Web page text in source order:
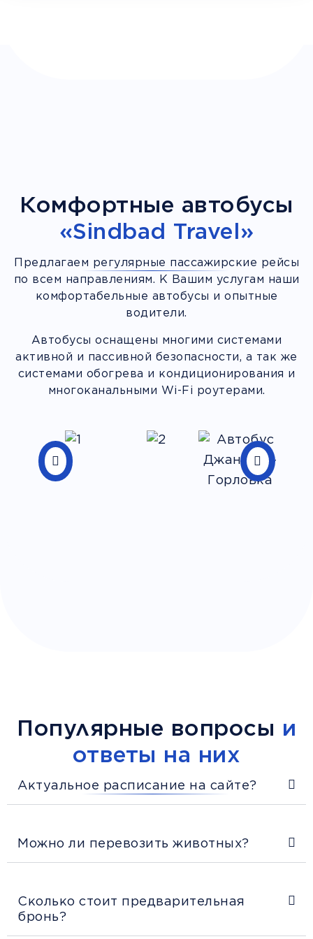
Комфортные автобусы
«Sindbad Travel»
Предлагаем регулярные пассажирские рейсы
по всем направлениям. К Вашим услугам наши
комфортабельные автобусы и опытные
водители.
Автобусы оснащены многими системами
активной и пассивной безопасности, а так же
системами обогрева и кондиционирования и
многоканальными Wi-Fi роутерами.
Популярные вопросы и
ответы на них
Актуальное расписание на сайте?
Можно ли перевозить животных?
Сколько стоит предварительная
бронь?